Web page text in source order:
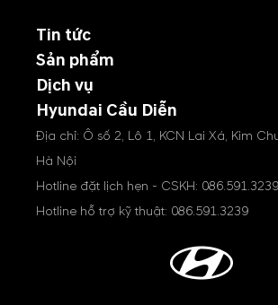
Tin tức
Sản phẩm
Dịch vụ
Hyundai Cầu Diễn
Địa chỉ: Ô số 2, Lô 1, KCN Lai Xá, Kim
Hà Nội
Hotline đặt lịch hẹn - CSKH: 086.591.3239
Hotline hỗ trợ kỹ thuật: 086.591.3239